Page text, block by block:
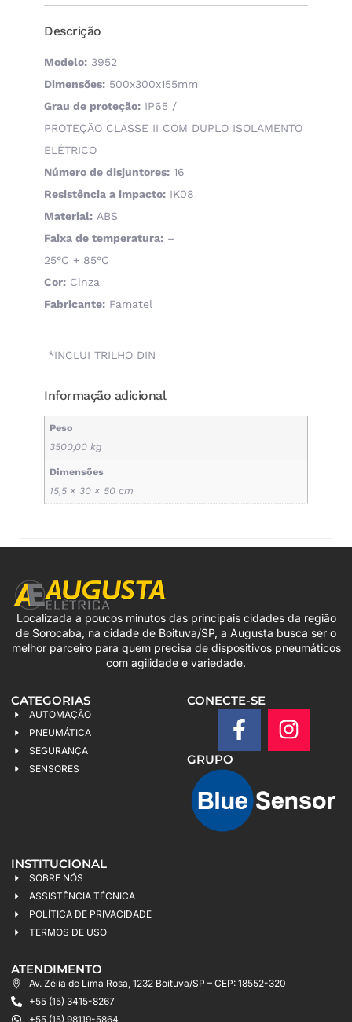
Descrição
Modelo: 3952
Dimensões: 500x300x155mm
Grau de proteção: IP65 /
PROTEÇÃO CLASSE II COM DUPLO ISOLAMENTO
ELÉTRICO
Número de disjuntores: 16
Resistência a impacto: IK08
Material: ABS
Faixa de temperatura: –
25°C + 85°C
Cor: Cinza
Fabricante: Famatel
*INCLUI TRILHO DIN
Informação adicional
Peso
3500,00 kg
Dimensões
15,5 × 30 × 50 cm
Localizada a poucos minutos das principais cidades da região
de Sorocaba, na cidade de Boituva/SP, a Augusta busca ser o
melhor parceiro para quem precisa de dispositivos pneumáticos
com agilidade e variedade.
CATEGORIAS
AUTOMAÇÃO
PNEUMÁTICA
SEGURANÇA
SENSORES
CONECTE-SE
GRUPO
INSTITUCIONAL
SOBRE NÓS
ASSISTÊNCIA TÉCNICA
POLÍTICA DE PRIVACIDADE
TERMOS DE USO
ATENDIMENTO
Av. Zélia de Lima Rosa, 1232 Boituva/SP – CEP: 18552-320
+55 (15) 3415-8267
+55 (15) 98119-5864